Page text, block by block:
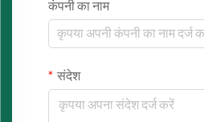
कंपनी का नाम
संदेश